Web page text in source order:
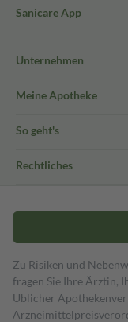
Sanicare App
Unternehmen
Meine Apotheke
So geht's
Rechtliches
Zu Risiken und
fragen Sie Ihre Ärztin,
Üblicher